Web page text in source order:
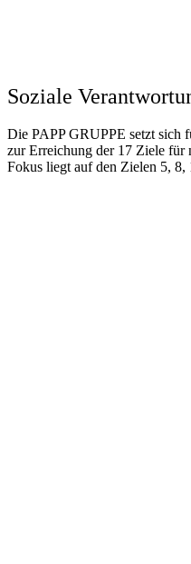
Soziale
Die PAPP GRUPPE setzt sich
zur Erreichung der 17 Ziele
Fokus liegt auf den Zielen 5, 8,